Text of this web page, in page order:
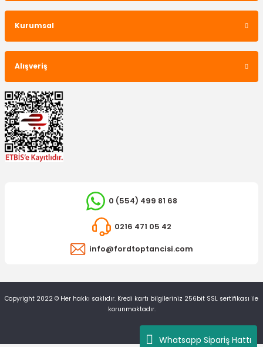
Whatsapp Sipariş Hattı
Kurumsal
Alışveriş
0 (554) 499 81 68
0216 471 05 42
info@fordtoptancisi.com
Copyright 2022 © Her hakkı saklıdır. Kredi kartı bilgileriniz 256bit SSL sertifikası ile
korunmaktadır.